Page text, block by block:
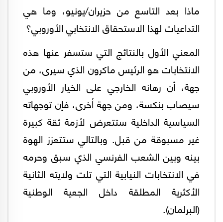
ماذا بعد التاسع من حزيران/يونيو، وما هي
التداعيات لهذا الاستحقاق الانتخابي الأوروبي؟
المعني الأول بالنتائج التي ستسفر عنها هذه
الانتخابات هو الرئيس ماكرون الذي سيرى، من
جهة، أن رهانه الخارجي على الخيار الأوروبي
سيصاب بنكسة، ومن جهة أخرى، فإن توجهاته
السياسية الداخلية ستتعرض لأزمة ثقة كبيرة
غير مسبوقة من قبل. وبالتالي ستتعزز الهوة
بينه وبين الشعب الفرنسي الذي سبق وحرمه
في الانتخابات النيابية التي تلت ولايته الثانية
الأكثرية المطلقة داخل الجعية الوطنية
(البرلمان).